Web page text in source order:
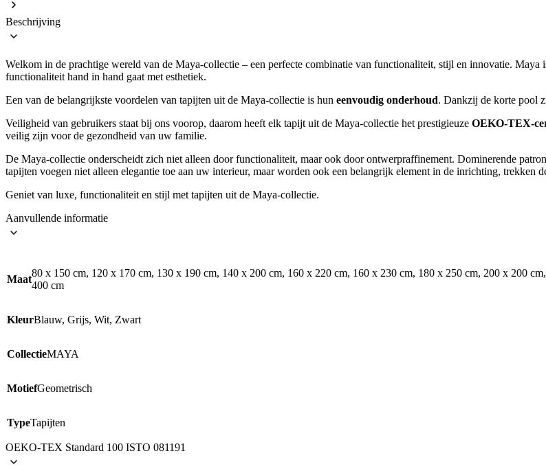
Beschrijving
Welkom in de prachtige wereld van de Maya-collectie – een perfecte combinatie van functionaliteit, stijl en innovatie. Maya
functionaliteit hand in hand gaat met esthetiek.
Een van de belangrijkste voordelen van tapijten uit de Maya-collectie is hun eenvoudig onderhoud. Dankzij de korte pool
Veiligheid van gebruikers staat bij ons voorop, daarom heeft elk tapijt uit de Maya-collectie het prestigieuze OEKO-TEX-
veilig zijn voor de gezondheid van uw familie.
De Maya-collectie onderscheidt zich niet alleen door functionaliteit, maar ook door ontwerpraffinement. Dominerende
tapijten voegen niet alleen elegantie toe aan uw interieur, maar worden ook een belangrijk element in de inrichting, trekken
Geniet van luxe, functionaliteit en stijl met tapijten uit de Maya-collectie.
Aanvullende informatie
Maat
80 x 150 cm, 120 x 170 cm, 130 x 190 cm, 140 x 200 cm, 160 x 220 cm, 160 x 230 cm, 180 x 250 cm, 200 x 200
400 cm
KleurBlauw, Grijs, Wit, Zwart
CollectieMAYA
MotiefGeometrisch
TypeTapijten
OEKO-TEX Standard 100 ISTO 081191